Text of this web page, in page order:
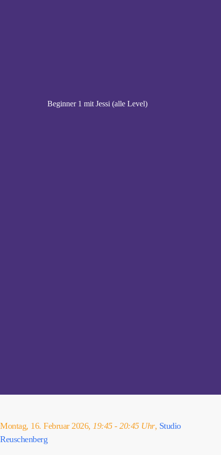
Beginner 1 mit Jessi (alle Level)
Montag, 16. Februar 2026, 19:45 - 20:45 Uhr, Studio
Reuschenberg